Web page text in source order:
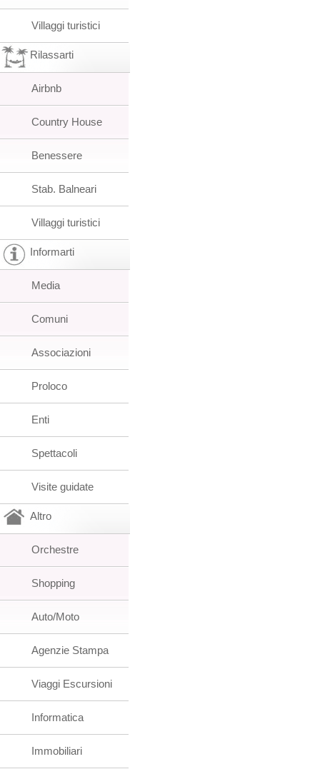
Villaggi turistici
Rilassarti
Airbnb
Country House
Benessere
Stab. Balneari
Villaggi turistici
Informarti
Media
Comuni
Associazioni
Proloco
Enti
Spettacoli
Visite guidate
Altro
Orchestre
Shopping
Auto/Moto
Agenzie Stampa
Viaggi Escursioni
Informatica
Immobiliari